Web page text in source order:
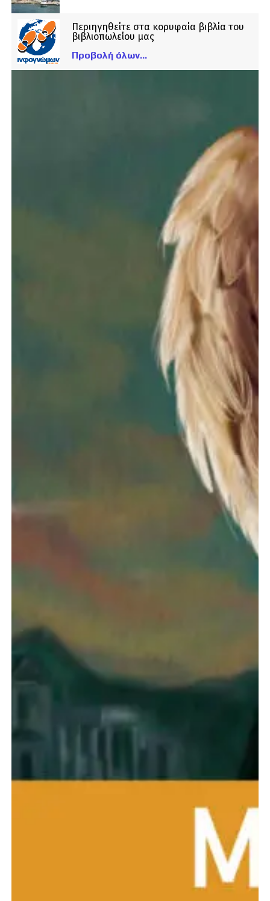
Περιηγηθείτε στα κορυφαία βιβλία του
βιβλιοπωλείου μας
Προβολή όλων